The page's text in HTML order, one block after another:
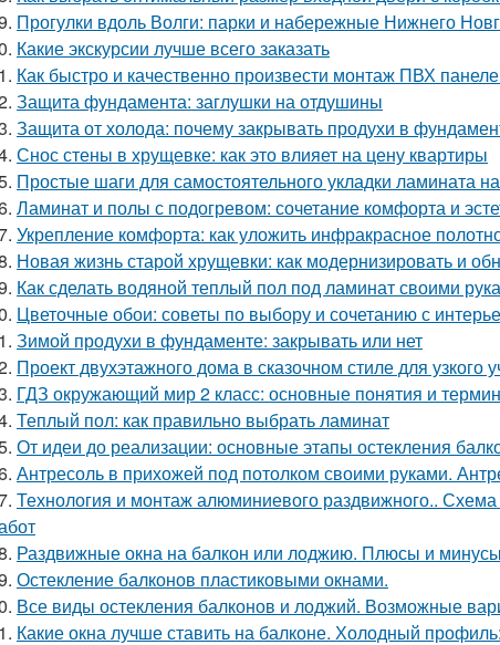
Прогулки вдоль Волги: парки и набережные Нижнего
Какие экскурсии лучше всего заказать
Как быстро и качественно произвести монтаж ПВХ
Защита фундамента: заглушки на отдушины
Защита от холода: почему закрывать продухи в
Снос стены в хрущевке: как это влияет на цену квартиры
Простые шаги для самостоятельного укладки ламината
Ламинат и полы с подогревом: сочетание комфорта и
Укрепление комфорта: как уложить инфракрасное
Новая жизнь старой хрущевки: как модернизировать и
Как сделать водяной теплый пол под ламинат своими
Цветочные обои: советы по выбору и сочетанию с
Зимой продухи в фундаменте: закрывать или нет
Проект двухэтажного дома в сказочном стиле для узкого
ГДЗ окружающий мир 2 класс: основные понятия и
Теплый пол: как правильно выбрать ламинат
От идеи до реализации: основные этапы остекления
Антресоль в прихожей под потолком своими руками.
Технология и монтаж алюминиевого раздвижного..
Раздвижные окна на балкон или лоджию. Плюсы и
Остекление балконов пластиковыми окнами.
Все виды остекления балконов и лоджий. Возможные
Какие окна лучше ставить на балконе. Холодный